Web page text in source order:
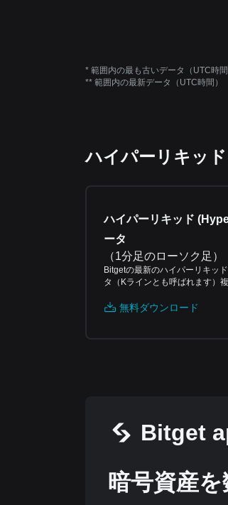
* 範囲内の最も古いデータ（UTC時間
** 範囲内の最新データ（UTC時間）
ハイパーリキッ
ハイパーリキッド
ータ
（1分足のローソク足 ）
Bitgetの最新のハイパーリキッ
タ（Kラインとも呼ばれます）
無料ダウンロード
Bitget
暗号資産